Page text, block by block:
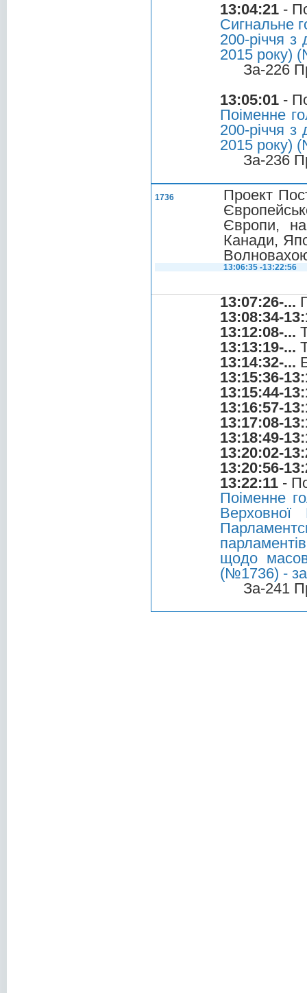
13:04:21 -
Сигнальне
200-річчя
2015 року)
За-226
13:05:01 -
Поіменне
200-річчя
2015 року)
За-236
1736
Проект
Європи,
Канади,
13:06:35 -13:22:56
13:07:26-...
13:08:34-
13:12:08-...
13:13:19-...
13:14:32-...
13:15:36-
13:15:44-
13:16:57-
13:17:08-
13:18:49-
13:20:02-
13:20:56-
13:22:11 -
Поіменне
щодо
(№1736) - за
За-241